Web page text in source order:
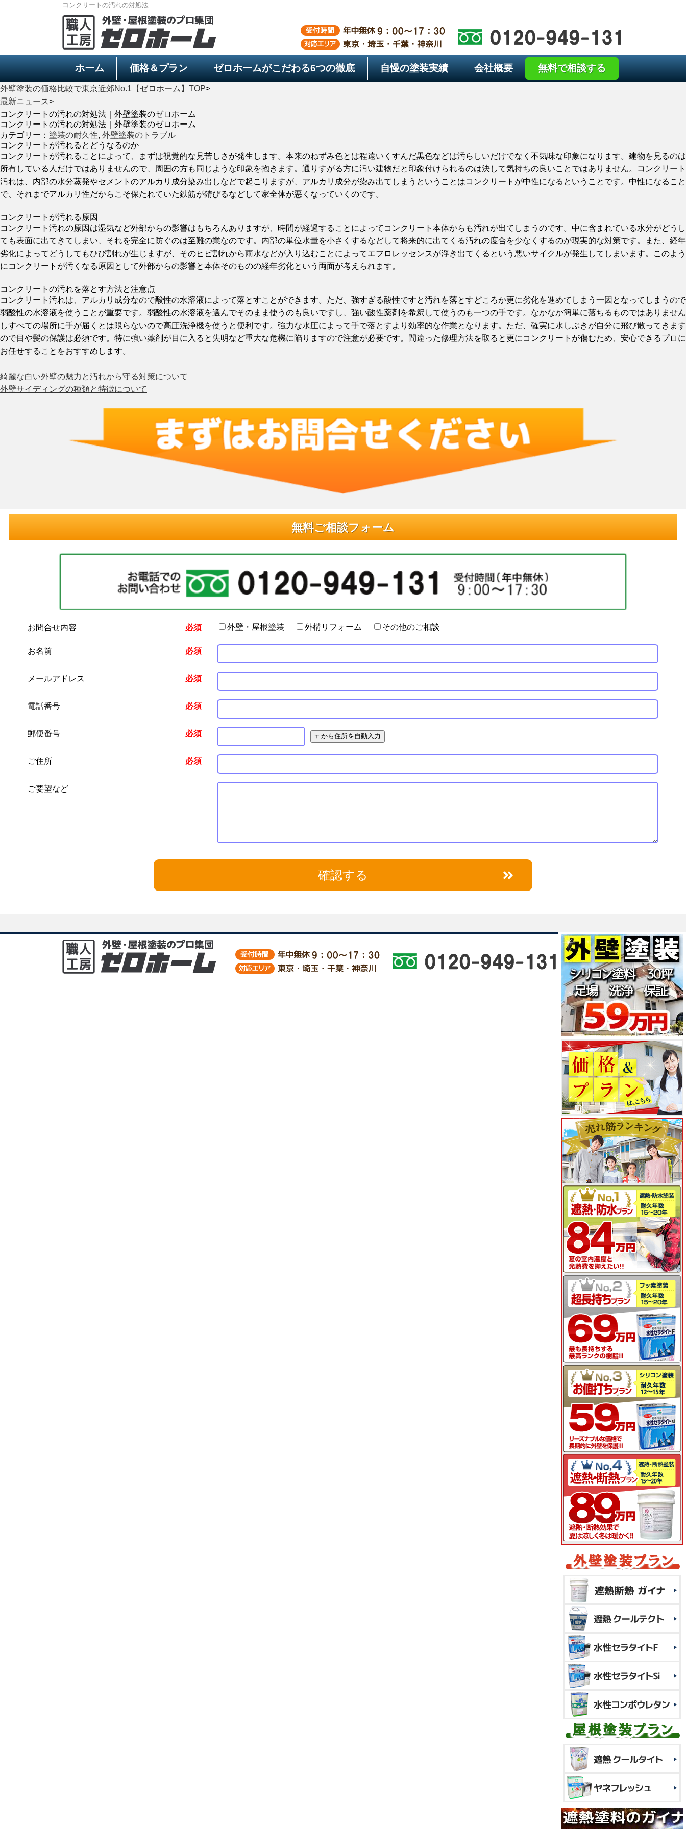
コンクリートの汚れの対処法
ホーム 価格＆プラン ゼロホームがこだわる6つの徹底 自慢の塗装実績 会社概要 無料で相談する
外壁塗装の価格比較で東京近郊No.1【ゼロホーム】TOP>
最新ニュース>
コンクリートの汚れの対処法｜外壁塗装のゼロホーム
コンクリートの汚れの対処法｜外壁塗装のゼロホーム
カテゴリー： 塗装の耐久性, 外壁塗装のトラブル
コンクリートが汚れるとどうなるのか
コンクリートが汚れることによって、まずは視覚的な見苦しさが発生します。本来のねずみ色とは程遠いくすんだ黒色などは汚らしいだけでなく不気味な印象になります。建物を見るのは
所有している人だけではありませんので、周囲の方も同じような印象を抱きます。通りすがる方に汚い建物だと印象付けられるのは決して気持ちの良いことではありません。コンクリート
汚れは、内部の水分蒸発やセメントのアルカリ成分染み出しなどで起こりますが、アルカリ成分が染み出てしまうということはコンクリートが中性になるということです。中性になること
で、それまでアルカリ性だからこそ保たれていた鉄筋が錆びるなどして家全体が悪くなっていくのです。
コンクリートが汚れる原因
コンクリート汚れの原因は湿気など外部からの影響はもちろんありますが、時間が経過することによってコンクリート本体からも汚れが出てしまうのです。中に含まれている水分がどうし
ても表面に出てきてしまい、それを完全に防ぐのは至難の業なのです。内部の単位水量を小さくするなどして将来的に出てくる汚れの度合を少なくするのが現実的な対策です。また、経年
劣化によってどうしてもひび割れが生じますが、そのヒビ割れから雨水などが入り込むことによってエフロレッセンスが浮き出てくるという悪いサイクルが発生してしまいます。このよう
にコンクリートが汚くなる原因として外部からの影響と本体そのものの経年劣化という両面が考えられます。
コンクリートの汚れを落とす方法と注意点
コンクリート汚れは、アルカリ成分なので酸性の水溶液によって落とすことができます。ただ、強すぎる酸性ですと汚れを落とすどころか更に劣化を進めてしまう一因となってしまうので
弱酸性の水溶液を使うことが重要です。弱酸性の水溶液を選んでそのまま使うのも良いですし、強い酸性薬剤を希釈して使うのも一つの手です。なかなか簡単に落ちるものではありません
しすべての場所に手が届くとは限らないので高圧洗浄機を使うと便利です。強力な水圧によって手で落とすより効率的な作業となります。ただ、確実に水しぶきが自分に飛び散ってきます
ので目や髪の保護は必須です。特に強い薬剤が目に入ると失明など重大な危機に陥りますので注意が必要です。間違った修理方法を取ると更にコンクリートが傷むため、安心できるプロに
お任せすることをおすすめします。
綺麗な白い外壁の魅力と汚れから守る対策について
外壁サイディングの種類と特徴について
無料ご相談フォーム
お問合せ内容 必須 外壁・屋根塗装 外構リフォーム その他のご相談
お名前 必須
メールアドレス 必須
電話番号 必須
郵便番号 必須
ご住所 必須
ご要望など